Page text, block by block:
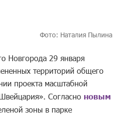
Фото: Наталия Пылина
Новгорода 29 января
территорий общего
проекта масштабной
Согласно новым
зоны в парке